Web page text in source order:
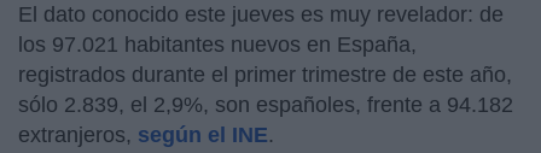
El dato conocido este jueves es muy revelador: de
los 97.021 habitantes nuevos en España,
registrados durante el primer trimestre de este año,
sólo 2.839, el 2,9%, son españoles, frente a 94.182
extranjeros, según el INE.